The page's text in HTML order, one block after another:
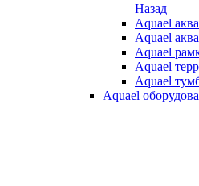
Назад
Aquael
Aquael
Aquael
Aquael
Aquael
Aquael